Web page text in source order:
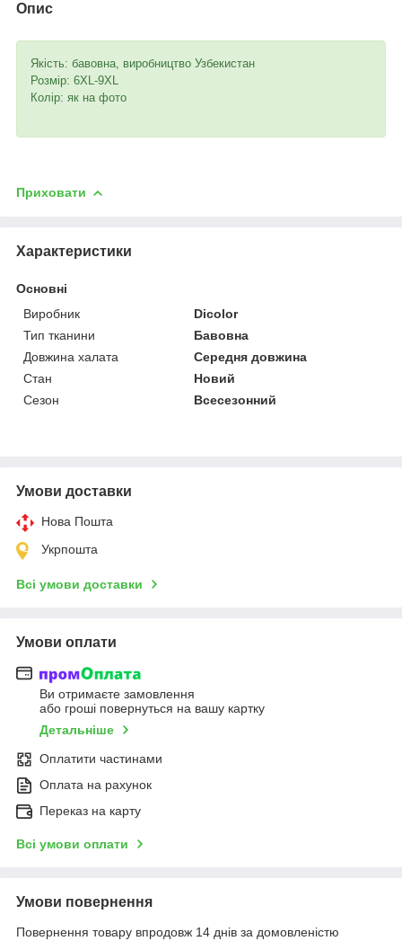
Опис
Якість: бавовна, виробництво Узбекистан
Розмір: 6XL-9XL
Колір: як на фото
Приховати
Характеристики
Основні
Виробник
Dicolor
Тип тканини
Бавовна
Довжина халата
Середня довжина
Стан
Новий
Сезон
Всесезонний
Умови доставки
Нова Пошта
Укрпошта
Всі умови доставки
Умови оплати
Ви отримаєте замовлення
або гроші повернуться на вашу картку
Детальніше
Оплатити частинами
Оплата на рахунок
Переказ на карту
Всі умови оплати
Умови повернення
Повернення товару впродовж 14 днів за домовленістю